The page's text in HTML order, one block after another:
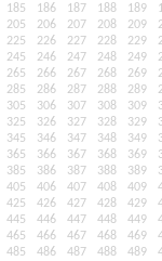
185 186 187 188 189
205 206 207 208 209
225 226 227 228 229
245 246 247 248 249
265 266 267 268 269
285 286 287 288 289
305 306 307 308 309
325 326 327 328 329
345 346 347 348 349
365 366 367 368 369
385 386 387 388 389
405 406 407 408 409
425 426 427 428 429
445 446 447 448 449
465 466 467 468 469
485 486 487 488 489